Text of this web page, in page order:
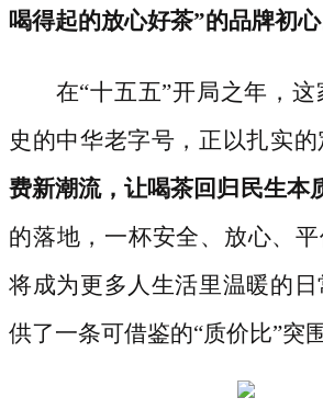
喝得起的放心好茶”的品牌初心
在“十五五”开局之年，
史的中华老字号，正以扎实的
费新潮流，让喝茶回归民生本
的落地，一杯安全、放心、平
将成为更多人生活里温暖的
供了一条可借鉴的“质价比”突